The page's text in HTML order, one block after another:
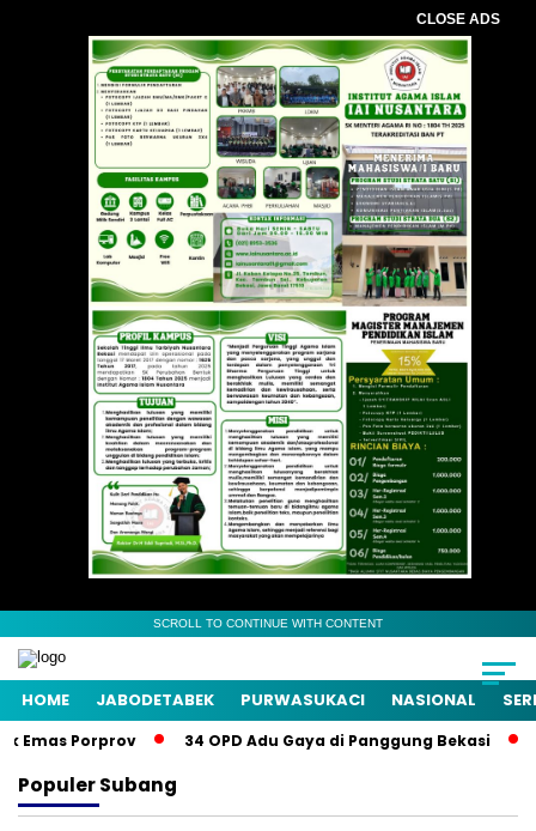
CLOSE ADS
SCROLL TO CONTINUE WITH CONTENT
HOME JABODETABEK PURWASUKACI NASIONAL
Emas Porprov 34 OPD Adu Gaya di Panggung Bekasi
PopulerSubang